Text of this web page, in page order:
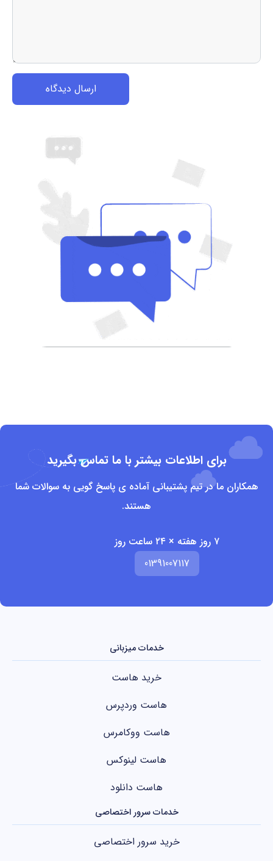
ارسال دیدگاه
برای اطلاعات بیشتر با ما تماس بگیرید
همکاران ما در تیم پشتیبانی آماده ی پاسخ گویی به سوالات شما
هستند.
۷ روز هفته × ۲۴ ساعت روز
01391007117
خدمات میزبانی
خرید هاست
هاست وردپرس
هاست ووکامرس
هاست لینوکس
هاست دانلود
خدمات سرور اختصاصی
خرید سرور اختصاصی